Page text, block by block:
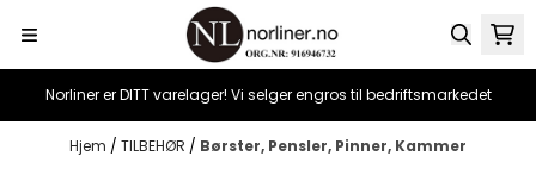
Hopp til innhold
Norliner er DITT varelager! Vi selger engros til bedriftsmarkedet
Hjem / TILBEHØR / Børster, Pensler, Pinner, Kammer